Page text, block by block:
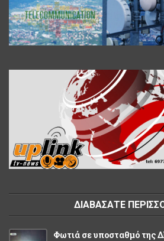
ΔΙΑΒΑΣΑΤΕ
Φωτιά σε υποσταθμό της